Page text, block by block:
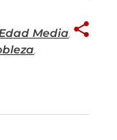
Media,
,